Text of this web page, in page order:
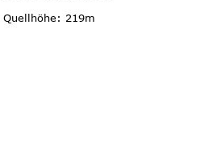
Quellhöhe: 219m